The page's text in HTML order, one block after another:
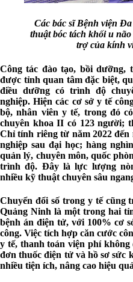
Các bác sĩ Bệnh viện
thuật bóc tách khối u
trợ của kính
Công tác đào tạo, bồi dưỡng,
được tỉnh quan tâm đặc biệt,
điều dưỡng có trình độ
nghiệp. Hiện các cơ sở y tế
bộ, nhân viên y tế, trong đó
chuyên khoa II có 123 người;
Chỉ tính riêng từ năm 2022 đến
nghiệp sau đại học; hàng
quản lý, chuyên môn, quốc
trình độ. Đây là lực lượng
nhiều kỹ thuật chuyên sâu
Chuyển đổi số trong y tế cũng
Quảng Ninh là một trong hai
bệnh án điện tử, với 100% cơ
công. Việc tích hợp căn cước
y tế, thanh toán viện phí
đơn thuốc điện tử và hồ sơ sức
nhiều tiện ích, nâng cao hiệu